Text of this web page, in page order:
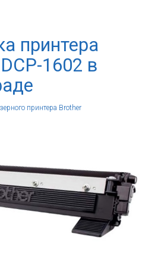
принтера
1602 в
принтера Brother